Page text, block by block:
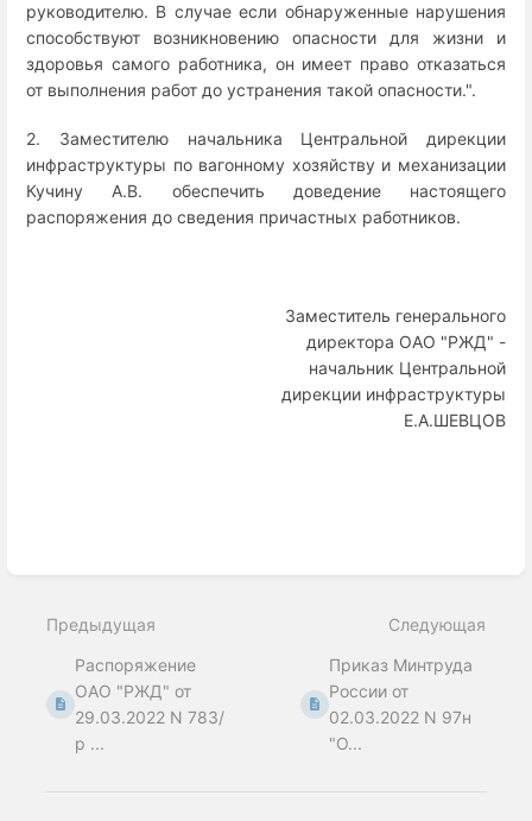
руководителю. В случае если обнаруженные нарушения
способствуют возникновению опасности для жизни и
здоровья самого работника, он имеет право отказаться
от выполнения работ до устранения такой опасности.".
2. Заместителю начальника Центральной дирекции
инфраструктуры по вагонному хозяйству и механизации
Кучину А.В. обеспечить доведение настоящего
распоряжения до сведения причастных работников.
Заместитель генерального
директора ОАО "РЖД" -
начальник Центральной
дирекции инфраструктуры
Е.А.ШЕВЦОВ
mode
Предыдущая
Распоряжение
ОАО "РЖД" от
29.03.2022 N 783/
р ...
Следующая
Приказ Минтруда
России от
02.03.2022 N 97н
"О...